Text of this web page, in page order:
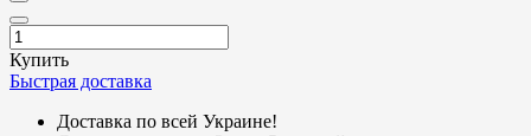
Купить
Быстрая доставка
Дocтaвкa по всей Укрaине!